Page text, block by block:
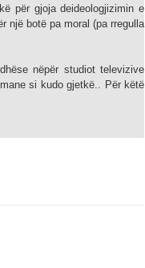
për gjoja deideologjizimin e
një botë pa moral (pa rregulla
nëpër studiot televizive
si kudo gjetkë.. Për këtë